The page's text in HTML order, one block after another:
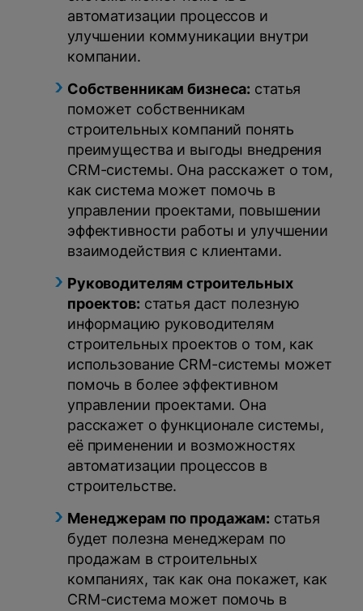
автоматизации процессов и
улучшении коммуникации внутри
компании.
Собственникам бизнеса: статья
поможет собственникам
строительных компаний понять
преимущества и выгоды внедрения
CRM-системы. Она расскажет о том,
как система может помочь в
управлении проектами, повышении
эффективности работы и улучшении
взаимодействия с клиентами.
Руководителям строительных
проектов: статья даст полезную
информацию руководителям
строительных проектов о том, как
использование CRM-системы может
помочь в более эффективном
управлении проектами. Она
расскажет о функционале системы,
её применении и возможностях
автоматизации процессов в
строительстве.
Менеджерам по продажам: статья
будет полезна менеджерам по
продажам в строительных
компаниях, так как она покажет, как
CRM-система может помочь в